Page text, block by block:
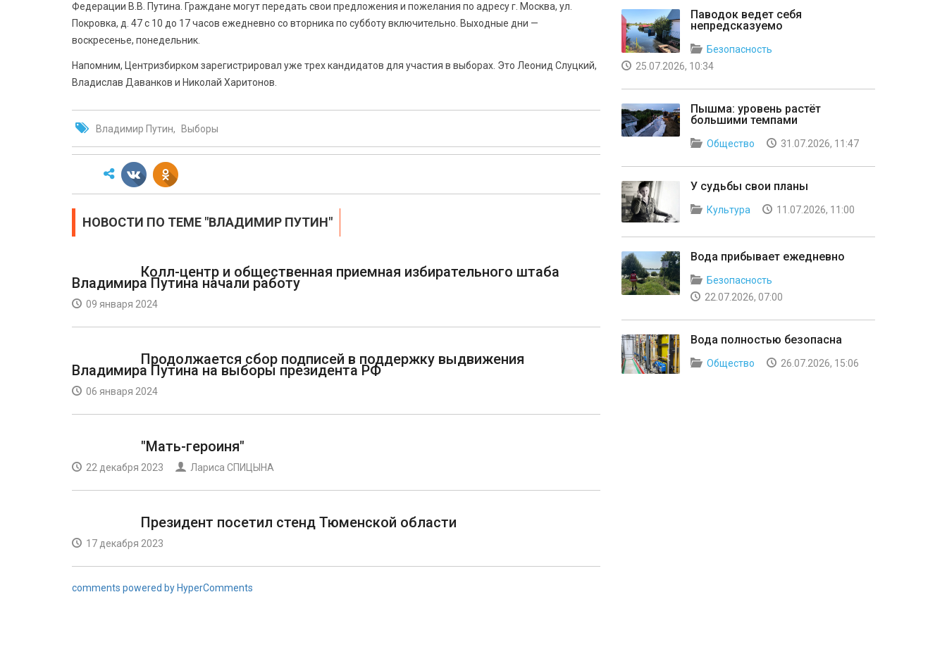
Федерации В.В. Путина. Граждане могут передать свои предложения и пожелания по адресу г. Москва, ул.
Покровка, д. 47 с 10 до 17 часов ежедневно со вторника по субботу включительно. Выходные дни —
воскресенье, понедельник.
Напомним, Центризбирком зарегистрировал уже трех кандидатов для участия в выборах. Это Леонид Слуцкий,
Владислав Даванков и Николай Харитонов.
Владимир Путин Выборы
НОВОСТИ ПО ТЕМЕ "ВЛАДИМИР ПУТИН"
Колл-центр и общественная приемная избирательного штаба
Владимира Путина начали работу
09 января 2024
Продолжается сбор подписей в поддержку выдвижения
Владимира Путина на выборы президента РФ
06 января 2024
"Мать-героиня"
22 декабря 2023 Лариса СПИЦЫНА
Президент посетил стенд Тюменской области
17 декабря 2023
comments powered by HyperComments
Паводок ведет себя
непредсказуемо
Безопасность
25.07.2026, 10:34
Пышма: уровень растёт
большими темпами
Общество 31.07.2026, 11:47
У судьбы свои планы
Культура 11.07.2026, 11:00
Вода прибывает ежедневно
Безопасность
22.07.2026, 07:00
Вода полностью безопасна
Общество 26.07.2026, 15:06